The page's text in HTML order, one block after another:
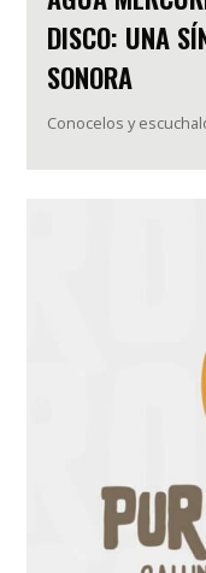
DISCO: UNA
SONORA
Conocelos y